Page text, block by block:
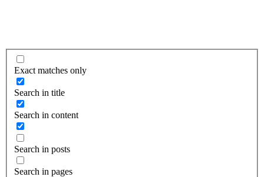
Exact matches only
Search in title
Search in content
Search in posts
Search in pages